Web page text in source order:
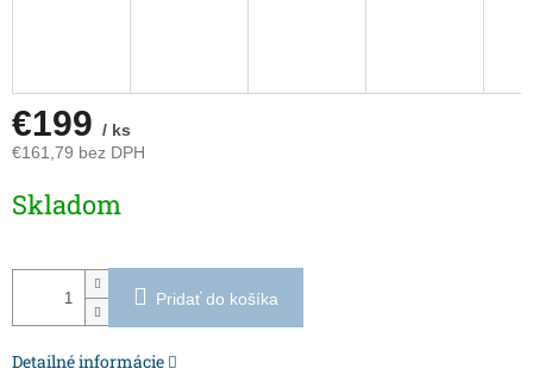
€199 / ks
€161,79 bez DPH
cena:
Skladom
Pridať do košíka
Detailné informácie